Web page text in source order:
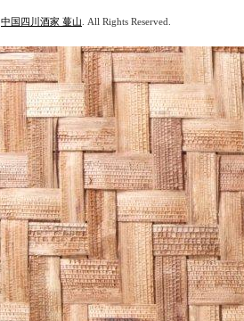
中国四川酒家 蔓山 . All Rights Reserved.